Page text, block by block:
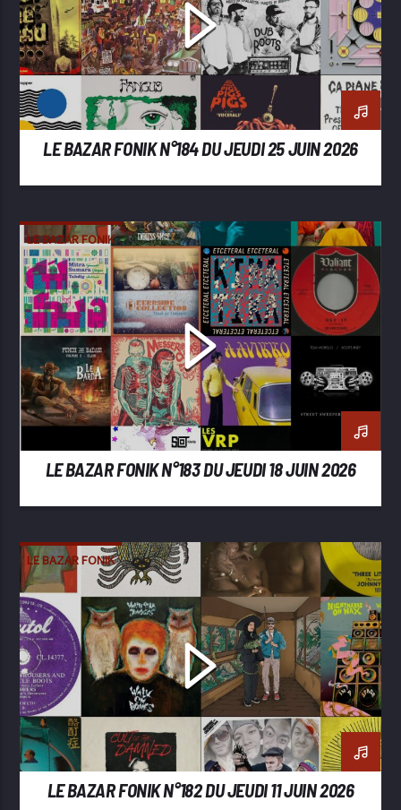
LE BAZAR FONIK N°184 DU JEUDI 25 JUIN 2026
LE BAZAR FONIK
LE BAZAR FONIK N°183 DU JEUDI 18 JUIN 2026
LE BAZAR FONIK
LE BAZAR FONIK N°182 DU JEUDI 11 JUIN 2026